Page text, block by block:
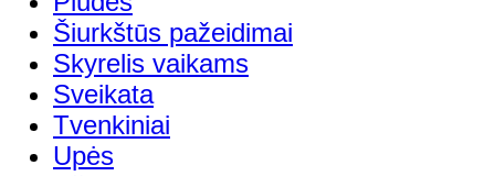
Šiurkštūs pažeidimai
Skyrelis vaikams
Sveikata
Tvenkiniai
Upės